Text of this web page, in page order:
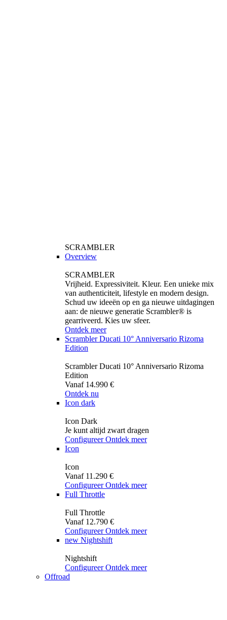
SCRAMBLER
Overview
SCRAMBLER
Vrijheid. Expressiviteit. Kleur. Een unieke mix
van authenticiteit, lifestyle en modern design.
Schud uw ideeën op en ga nieuwe uitdagingen
aan: de nieuwe generatie Scrambler® is
gearriveerd. Kies uw sfeer.
Ontdek meer
Scrambler Ducati 10° Anniversario Rizoma
Edition
Scrambler Ducati 10° Anniversario Rizoma
Edition
Vanaf 14.990 €
Ontdek nu
Icon dark
Icon Dark
Je kunt altijd zwart dragen
Configureer Ontdek meer
Icon
Icon
Vanaf 11.290 €
Configureer Ontdek meer
Full Throttle
Full Throttle
Vanaf 12.790 €
Configureer Ontdek meer
new Nightshift
Nightshift
Configureer Ontdek meer
Offroad